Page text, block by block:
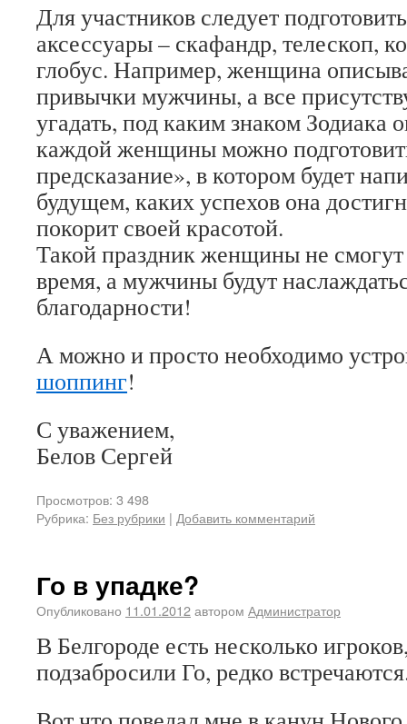
Для участников следует
аксессуары – скафандр, телескоп,
глобус. Например, женщина
привычки мужчины, а все
угадать, под каким знаком Зодиака
каждой женщины можно
предсказание», в котором будет
будущем, каких успехов она
покорит своей красотой.
Такой праздник женщины не смогут
время, а мужчины будут
благодарности!
А можно и просто необходимо
шоппинг!
С уважением,
Белов Сергей
Просмотров: 3 498
Рубрика: Без рубрики | Добавить комментарий
Го в упадке?
Опубликовано 11.01.2012автором Администратор
В Белгороде есть несколько
подзабросили Го, редко